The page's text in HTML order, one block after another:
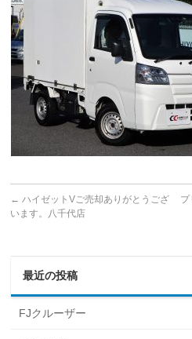
← ハイゼットVご売却ありがとうござ
います。八千代店
最近の投稿
FJクルーザー